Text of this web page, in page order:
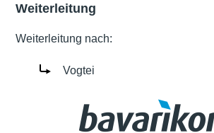
Weiterleitung
Weiterleitung nach:
Vogtei